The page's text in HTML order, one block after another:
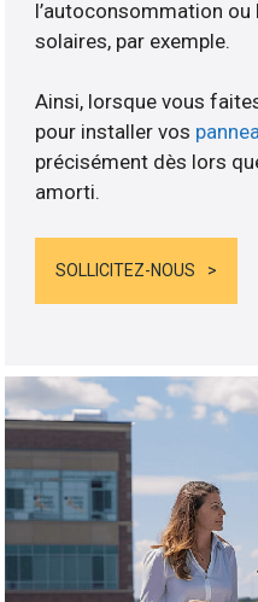
l’autoconsommation
solaires, par exemple.
Ainsi, lorsque vous
pour installer vos
précisément dès lors
amorti.
SOLLICITEZ-NOUS